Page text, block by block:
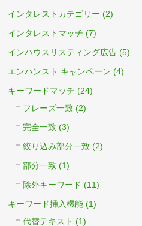
インタレストカテゴリー (2)
インタレストマッチ (7)
インハウスリスティング広告 (5)
エンハンスト キャンペーン (4)
キーワードマッチ (24)
フレーズ一致 (2)
完全一致 (3)
絞り込み部分一致 (2)
部分一致 (1)
除外キーワード (11)
キーワード挿入機能 (1)
代替テキスト (1)